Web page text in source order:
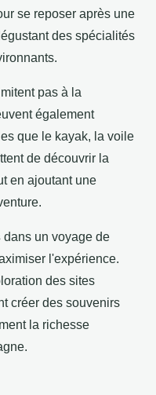
se reposer après une
des spécialités
pas à la
également
que le kayak, la voile
de découvrir la
en ajoutant une
dans un voyage de
l'expérience.
des sites
créer des souvenirs
la richesse